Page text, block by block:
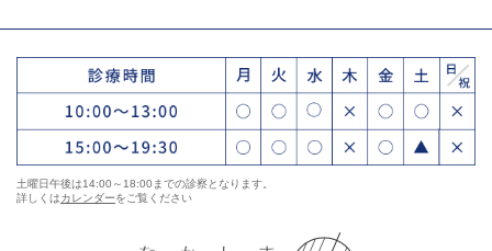
土曜日午後は14:00～18:00までの診察となります。
詳しくはカレンダーをご覧ください